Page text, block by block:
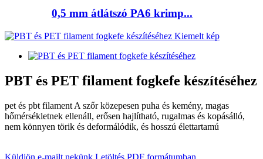
0,5 mm átlátszó PA6 krimp...
PBT és PET filament fogkefe készítéséhez
pet és pbt filament A szőr közepesen puha és kemény, magas
hőmérsékletnek ellenáll, erősen hajlítható, rugalmas és kopásálló,
nem könnyen törik és deformálódik, és hosszú élettartamú
Küldjön e-mailt nekünk Letöltés PDF formátumban